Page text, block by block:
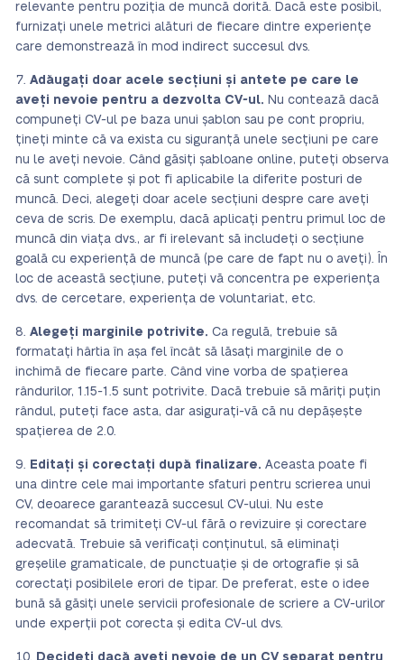
relevante pentru poziția de muncă dorită. Dacă este posibil,
furnizați unele metrici alături de fiecare dintre experiențe
care demonstrează în mod indirect succesul dvs.
Adăugați doar acele secțiuni și antete pe care le
aveți nevoie pentru a dezvolta CV-ul. Nu contează dacă
compuneți CV-ul pe baza unui șablon sau pe cont propriu,
țineți minte că va exista cu siguranță unele secțiuni pe care
nu le aveți nevoie. Când găsiți șabloane online, puteți observa
că sunt complete și pot fi aplicabile la diferite posturi de
muncă. Deci, alegeți doar acele secțiuni despre care aveți
ceva de scris. De exemplu, dacă aplicați pentru primul loc de
muncă din viața dvs., ar fi irelevant să includeți o secțiune
goală cu experiență de muncă (pe care de fapt nu o aveți). În
loc de această secțiune, puteți vă concentra pe experiența
dvs. de cercetare, experiența de voluntariat, etc.
Alegeți marginile potrivite. Ca regulă, trebuie să
formatați hârtia în așa fel încât să lăsați marginile de o
inchimă de fiecare parte. Când vine vorba de spațierea
rândurilor, 1.15-1.5 sunt potrivite. Dacă trebuie să măriți puțin
rândul, puteți face asta, dar asigurați-vă că nu depășește
spațierea de 2.0.
Editați și corectați după finalizare. Aceasta poate fi
una dintre cele mai importante sfaturi pentru scrierea unui
CV, deoarece garantează succesul CV-ului. Nu este
recomandat să trimiteți CV-ul fără o revizuire și corectare
adecvată. Trebuie să verificați conținutul, să eliminați
greșelile gramaticale, de punctuație și de ortografie și să
corectați posibilele erori de tipar. De preferat, este o idee
bună să găsiți unele servicii profesionale de scriere a CV-urilor
unde experții pot corecta și edita CV-ul dvs.
Decideți dacă aveți nevoie de un CV separat pentru